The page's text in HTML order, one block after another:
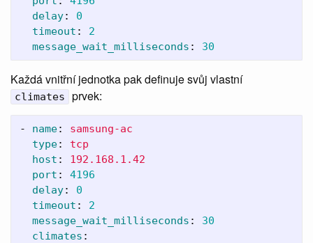
delay:
0
timeout :
2
message_wait_milliseconds : 30
Každá vnitřní jednotka pak definuje svůj vlastní
climates prvek:
- name:
samsung-ac
type:
tcp
host :
192.168.1.42
port :
4196
delay:
0
timeout :
2
message_wait_milliseconds :
30
climates :